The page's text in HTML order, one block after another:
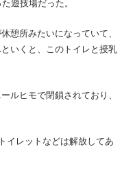
遊技場だった。
憩所みたいになっていて、
いくと、このトイレと授乳
ルヒモで閉鎖されており、
イレットなどは解放してあ